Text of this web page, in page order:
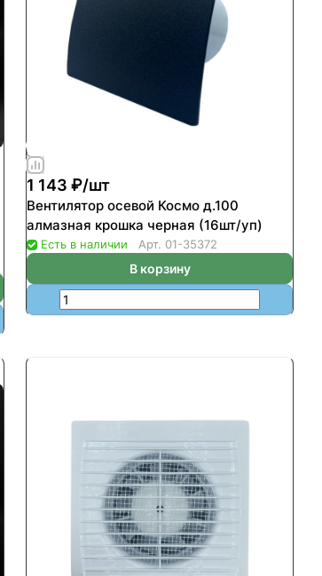
1 143 ₽/шт
Вентилятор осевой Космо д.100
алмазная крошка черная (16шт/уп)
Есть в наличии Арт. 01-35372
В корзину